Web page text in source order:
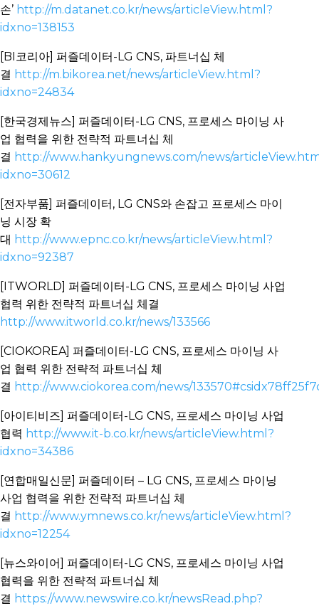
손’ http://m.datanet.co.kr/news/articleView.html?
idxno=138153
[BI코리아] 퍼즐데이터-LG CNS, 파트너십 체
결 http://m.bikorea.net/news/articleView.html?
idxno=24834
[한국경제뉴스] 퍼즐데이터-LG CNS, 프로세스 마이닝 사
업 협력을 위한 전략적 파트너십 체
결 http://www.hankyungnews.com/news/
idxno=30612
[전자부품] 퍼즐데이터, LG CNS와 손잡고 프로세스 마이
닝 시장 확
대 http://www.epnc.co.kr/news/articleView.html?
idxno=92387
[ITWORLD] 퍼즐데이터-LG CNS, 프로세스 마이닝 사업
협력 위한 전략적 파트너십 체결
http://www.itworld.co.kr/news/133566
[CIOKOREA] 퍼즐데이터-LG CNS, 프로세스 마이닝 사
업 협력 위한 전략적 파트너십 체
결 http://www.ciokorea.com/news/
[아이티비즈] 퍼즐데이터-LG CNS, 프로세스 마이닝 사업
협력 http://www.it-b.co.kr/news/articleView.html?
idxno=34386
[연합매일신문] 퍼즐데이터 – LG CNS, 프로세스 마이닝
사업 협력을 위한 전략적 파트너십 체
결 http://www.ymnews.co.kr/news/articleView.html?
idxno=12254
[뉴스와이어] 퍼즐데이터-LG CNS, 프로세스 마이닝 사업
협력을 위한 전략적 파트너십 체
결 https://www.newswire.co.kr/newsRead.php?